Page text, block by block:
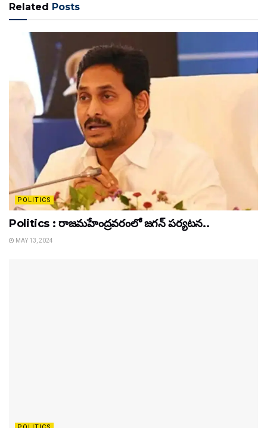
Related Posts
POLITICS
Politics : రాజమహేంద్రవరంలో జగన్ పర్యటన..
MAY 13, 2024